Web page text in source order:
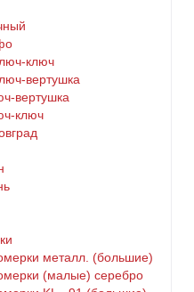
ключ
вертушка
вертушка
ключ
металл. (большие)
(малые) серебро